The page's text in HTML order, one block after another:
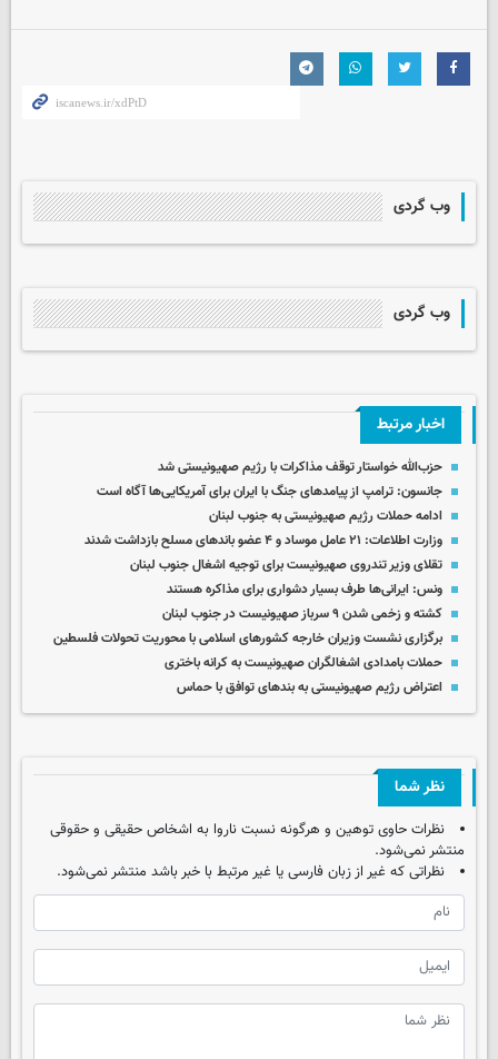
وب گردی
وب گردی
اخبار مرتبط
حزب‌الله خواستار توقف مذاکرات با رژیم صهیونیستی شد
جانسون: ترامپ از پیامدهای جنگ با ایران برای آمریکایی‌ها آگاه است
ادامه حملات رژیم صهیونیستی به جنوب لبنان
وزارت اطلاعات: ۲۱ عامل موساد و ۴ عضو باندهای مسلح بازداشت شدند
تقلای وزیر تندروی صهیونیست برای توجیه اشغال جنوب لبنان
ونس: ایرانی‌ها طرف بسیار دشواری برای مذاکره هستند
کشته و زخمی شدن ۹ سرباز صهیونیست در جنوب لبنان
برگزاری نشست وزیران خارجه کشورهای اسلامی با محوریت تحولات فلسطین
حملات بامدادی اشغالگران صهیونیست به کرانه باختری
اعتراض رژیم صهیونیستی به بندهای توافق با حماس
نظر شما
نظرات حاوی توهین و هرگونه نسبت ناروا به اشخاص حقیقی و حقوقی
منتشر نمی‌شود.
نظراتی که غیر از زبان فارسی یا غیر مرتبط با خبر باشد منتشر نمی‌شود.